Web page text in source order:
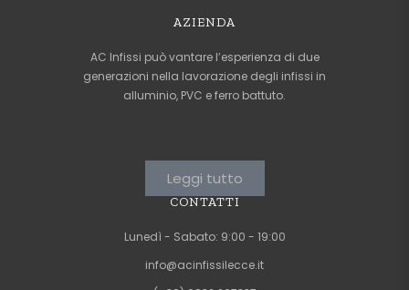
AZIENDA
AC Infissi può vantare l’esperienza di due
generazioni nella lavorazione degli infissi in
alluminio, PVC e ferro battuto.
Leggi tutto
CONTATTI
Lunedì - Sabato: 9:00 - 19:00
info@acinfissilecce.it